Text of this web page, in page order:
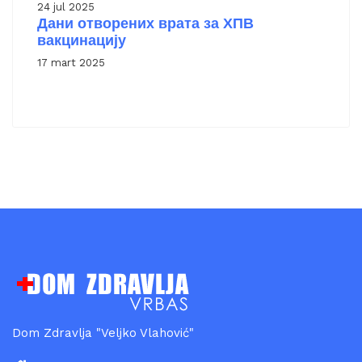
24 jul 2025
Дани отворених врата за ХПВ
вакцинацију
17 mart 2025
Dom Zdravlja "Veljko Vlahović"